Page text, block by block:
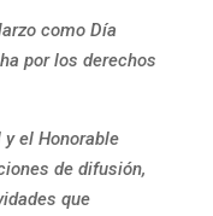
como Día
por los derechos
el Honorable
de difusión,
que